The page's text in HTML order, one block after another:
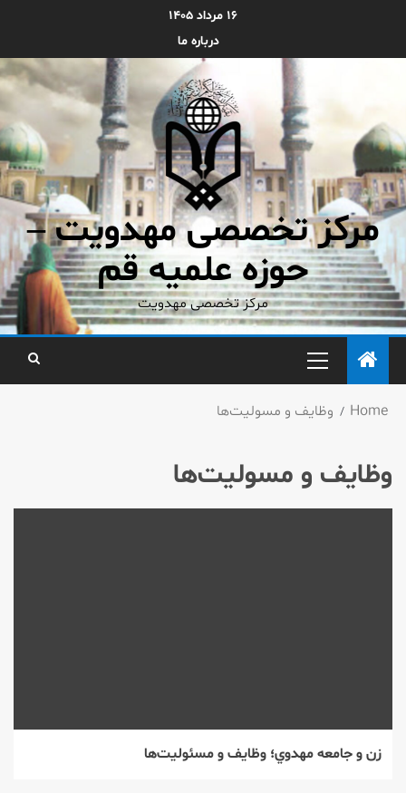
۱۶ مرداد ۱۴۰۵
درباره ما
مرکز تخصصی مهدویت –
حوزه علمیه قم
مرکز تخصصی مهدویت
Home وظايف و مسوليت‌ها
وظايف و مسوليت‌ها
زن و جامعه مهدوي؛ وظايف و مسئوليت‌ها